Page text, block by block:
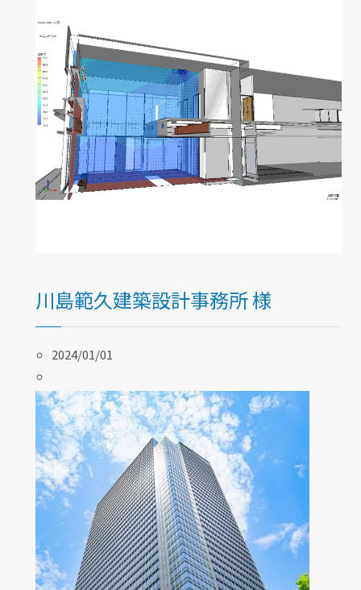
川島範久建築設計事務所 様
2024/01/01